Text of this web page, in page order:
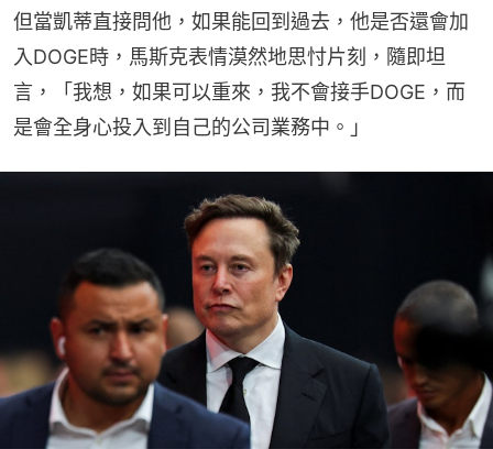
但當凱蒂直接問他，如果能回到過去，他是否還會加
入DOGE時，馬斯克表情漠然地思忖片刻，隨即坦
言，「我想，如果可以重來，我不會接手DOGE，而
是會全身心投入到自己的公司業務中。」